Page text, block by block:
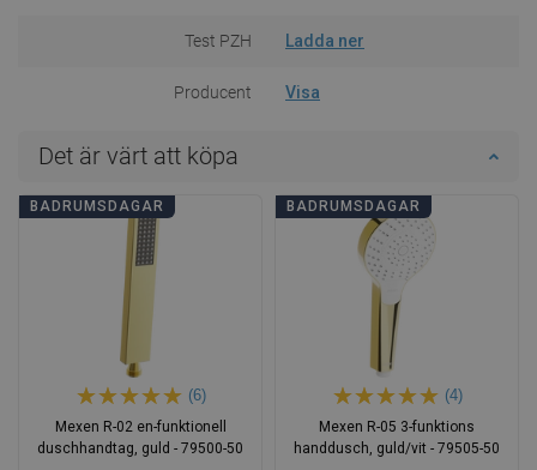
Test PZH Ladda ner
Producent Visa
Det är värt att köpa
BADRUMSDAGAR
(6)
Mexen R-02 en-funktionell
duschhandtag, guld - 79500-50
BADRUMSDAGAR
(4)
Mexen R-05 3-funktions
handdusch, guld/vit - 79505-50